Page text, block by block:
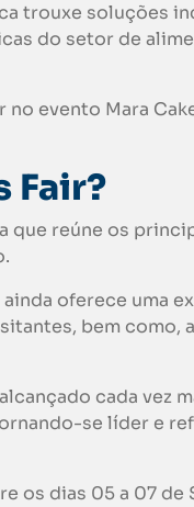
trouxe soluções
do setor de
evento Mara
Fair?
que reúne os
oferece uma
bem como,
cada vez
se líder e
os dias 05 a 07 de